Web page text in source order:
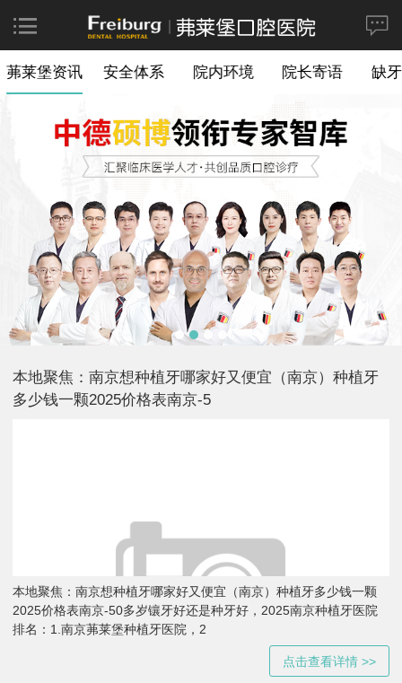
茀莱堡资讯 安全体系 院内环境 院长寄语 缺
本地聚焦：南京想种植牙哪家好又便宜（南京）种植牙
多少钱一颗2025价格表南京-5
本地聚焦：南京想种植牙哪家好又便宜（南京）种植牙多少钱一颗
2025价格表南京-50多岁镶牙好还是种牙好，2025南京种植牙医院
排名：1.南京茀莱堡种植牙医院，2
点击查看详情 >>